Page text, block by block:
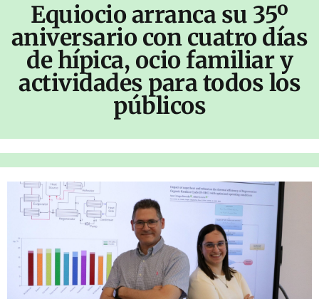
Equiocio arranca su 35º
aniversario con cuatro días
de hípica, ocio familiar y
actividades para todos los
públicos